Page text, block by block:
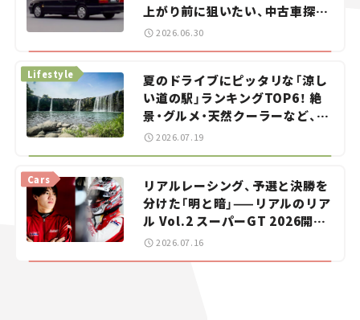
上がり前に狙いたい、中古車探し
をお手伝い――ちょっとイケてるマ
2026.06.30
夏のドライブにピッタリな「涼し
い道の駅」ランキングTOP6！ 絶
景・グルメ・天然クーラーなど、避
暑におすすめのスポットを紹介
Lifestyle
2026.07.19
リアルレーシング、予選と決勝を
分けた「明と暗」——リアルのリア
ル Vol.2 スーパーGT 2026開幕
戦 岡山国際サーキット
Cars
2026.07.16